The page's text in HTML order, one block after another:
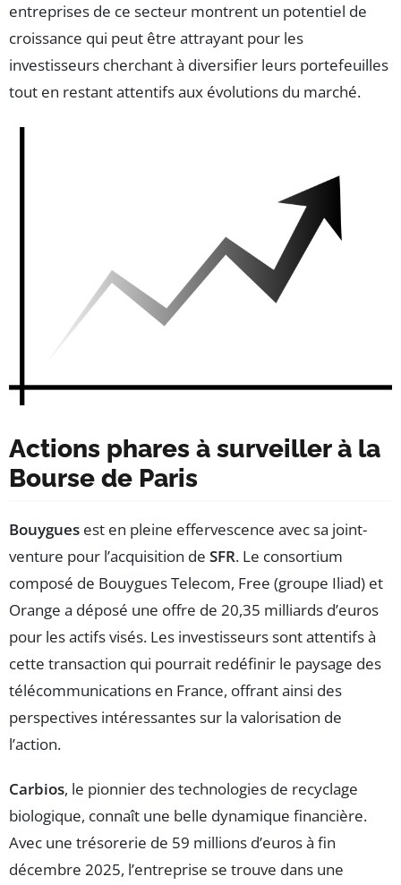
entreprises de ce secteur montrent un potentiel de
croissance qui peut être attrayant pour les
investisseurs cherchant à diversifier leurs portefeuilles
tout en restant attentifs aux évolutions du marché.
Actions phares à surveiller à la
Bourse de Paris
Bouygues est en pleine effervescence avec sa joint-
venture pour l’acquisition de SFR. Le consortium
composé de Bouygues Telecom, Free (groupe Iliad) et
Orange a déposé une offre de 20,35 milliards d’euros
pour les actifs visés. Les investisseurs sont attentifs à
cette transaction qui pourrait redéfinir le paysage des
télécommunications en France, offrant ainsi des
perspectives intéressantes sur la valorisation de
l’action.
Carbios, le pionnier des technologies de recyclage
biologique, connaît une belle dynamique financière.
Avec une trésorerie de 59 millions d’euros à fin
décembre 2025, l’entreprise se trouve dans une